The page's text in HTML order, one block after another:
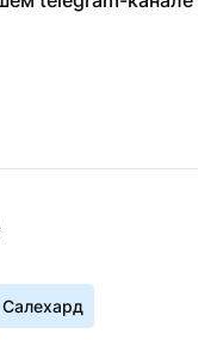
Салехард